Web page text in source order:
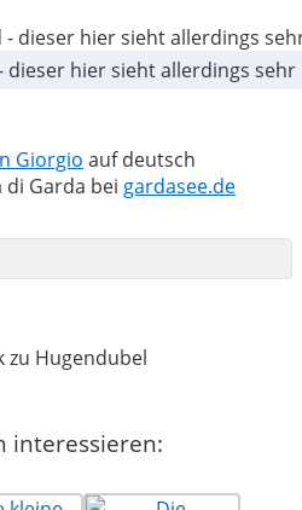
hier sieht allerdings
Giorgio auf deutsch
di Garda bei gardasee.de
zu Hugendubel
interessieren: